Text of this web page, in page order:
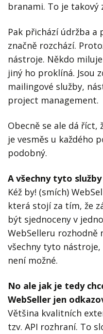
branami. To je takový
Pak přichází údržba a
značně rozchází.
nástroje. Někdo
jiný ho proklíná. Jsou
mailingové služby,
project management.
Obecně se ale dá
je vesměs u každého
podobný.
A všechny tyto
Kéž by! (smích)
která stojí za tím, že
být sjednoceny v
WebSelleru rozhodně
všechny tyto
není možné.
No ale jak je tedy
WebSeller jen
Většina kvalitních
tzv. API rozhraní. To